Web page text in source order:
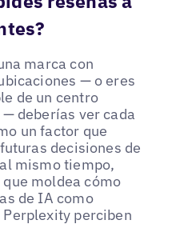
marca con
— o eres
de un centro
deberías ver cada
un factor que
decisiones de
mismo tiempo,
moldea cómo
de IA como
Perplexity perciben